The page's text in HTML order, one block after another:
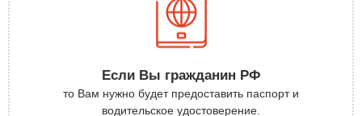
Если Вы гражданин РФ
то Вам нужно будет предоставить паспорт и
водительское удостоверение.